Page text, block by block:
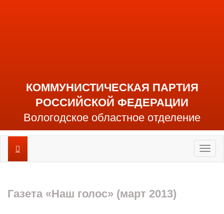
КОММУНИСТИЧЕСКАЯ ПАРТИЯ
РОССИЙСКОЙ ФЕДЕРАЦИИ
Вологодское областное отделение
Газета «Наш голос» (март 2013)